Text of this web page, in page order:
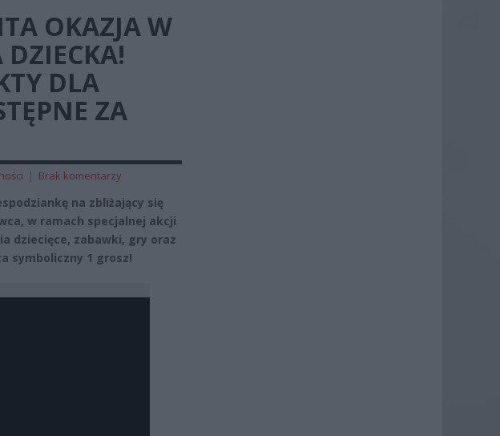
OKAZJA W
DLA
ZA
| Brak komentarzy
na zbliżający się
w ramach specjalnej akcji
dziecięce, zabawki, gry oraz
symboliczny 1 grosz!